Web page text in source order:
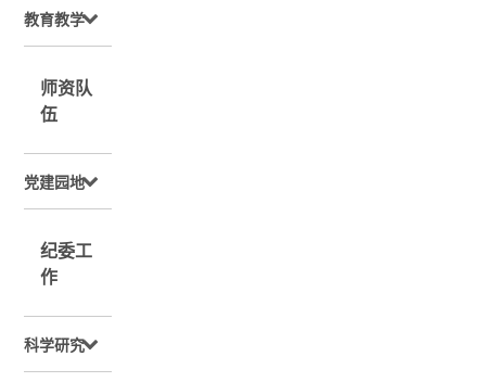
教育教学
师资队
伍
党建园地
纪委工
作
科学研究